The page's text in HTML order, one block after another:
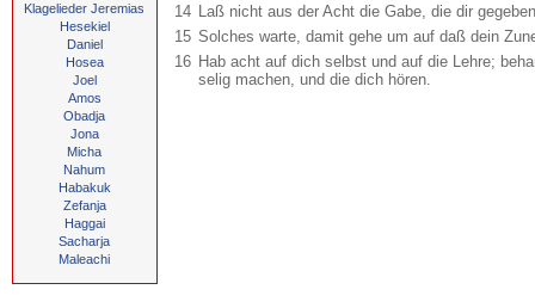
Klagelieder Jeremias
Hesekiel
Daniel
Hosea
Joel
Amos
Obadja
Jona
Micha
Nahum
Habakuk
Zefanja
Haggai
Sacharja
Maleachi
14 Laß nicht aus der Acht die Gabe, die dir
15 Solches warte, damit gehe um auf daß dein
16 Hab acht auf dich selbst und auf die Lehre;
selig machen, und die dich hören.